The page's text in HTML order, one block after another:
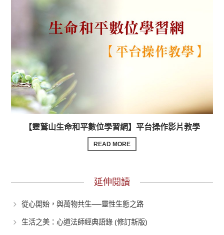
【靈鷲山生命和平數位學習網】平台操作影片教學
READ MORE
延伸閱讀
從心開始，與萬物共生──靈性生態之路
生活之美：心道法師經典語錄 (修訂新版)